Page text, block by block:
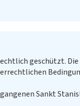
geschützt. Die
Sankt